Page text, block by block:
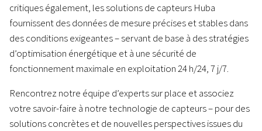
critiques également, les solutions de capteurs Huba
fournissent des données de mesure précises et stables dans
des conditions exigeantes – servant de base à des stratégies
d’optimisation énergétique et à une sécurité de
fonctionnement maximale en exploitation 24 h/24, 7 j/7.
Rencontrez notre équipe d’experts sur place et associez
votre savoir-faire à notre technologie de capteurs – pour des
solutions concrètes et de nouvelles perspectives issues du